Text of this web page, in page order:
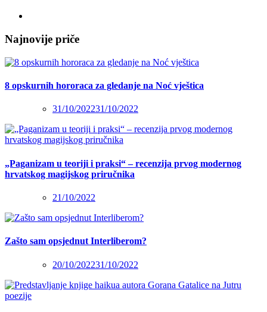
Najnovije priče
8 opskurnih hororaca za gledanje na Noć vještica
31/10/202231/10/2022
„Paganizam u teoriji i praksi“ – recenzija prvog modernog
hrvatskog magijskog priručnika
21/10/2022
Zašto sam opsjednut Interliberom?
20/10/202231/10/2022